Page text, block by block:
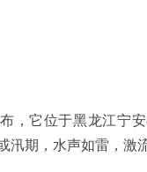
，它位于黑龙江宁
汛期，水声如雷，激